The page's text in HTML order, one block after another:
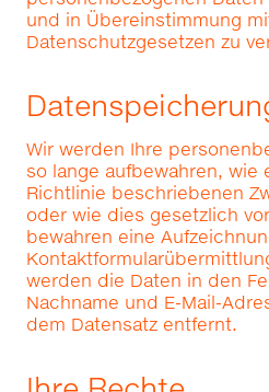
und in Übereinstimmung
Datenschutzgesetzen zu
Wir werden Ihre
so lange aufbewahren, wie
Richtlinie beschriebenen
oder wie dies gesetzlich
bewahren eine
werden die Daten in den
Nachname und E-Mail-
dem Datensatz entfernt.